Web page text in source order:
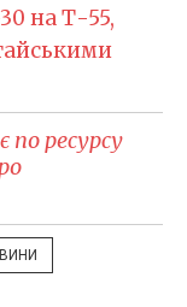
на Т-55,
по ресурсу